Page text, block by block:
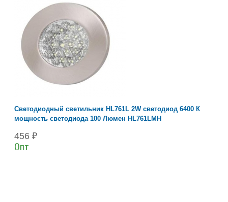
Светодиодный светильник HL761L 2W светодиод 6400 К
мощность светодиода 100 Люмен HL761LMH
456 ₽
Опт